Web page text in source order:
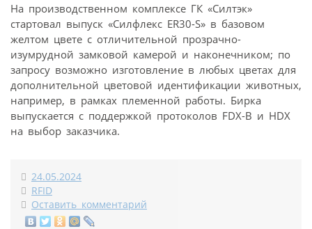
На производственном комплексе ГК «Силтэк»
стартовал выпуск «Силфлекс ER30-S» в базовом
желтом цвете с отличительной прозрачно-
изумрудной замковой камерой и наконечником; по
запросу возможно изготовление в любых цветах для
дополнительной цветовой идентификации животных,
например, в рамках племенной работы. Бирка
выпускается с поддержкой протоколов FDX-B и HDX
на выбор заказчика.
24.05.2024
RFID
Оставить комментарий